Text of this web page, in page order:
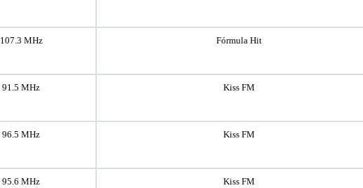
107.3 MHz Fórmula Hit
91.5 MHz Kiss FM
96.5 MHz Kiss FM
95.6 MHz Kiss FM